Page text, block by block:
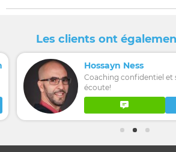
Les clients ont
Hossayn Ness
Coaching confidentiel et
écoute!